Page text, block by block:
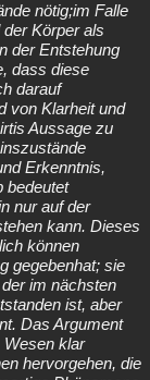
nötig;im Falle
Körper als
der Entstehung
dass diese
darauf
von Klarheit und
Aussage zu
Erkenntnis,
bedeutet
nur auf der
kann. Dieses
können
gegebenhat; sie
im nächsten
ist, aber
Das Argument
Wesen klar
hervorgehen, die